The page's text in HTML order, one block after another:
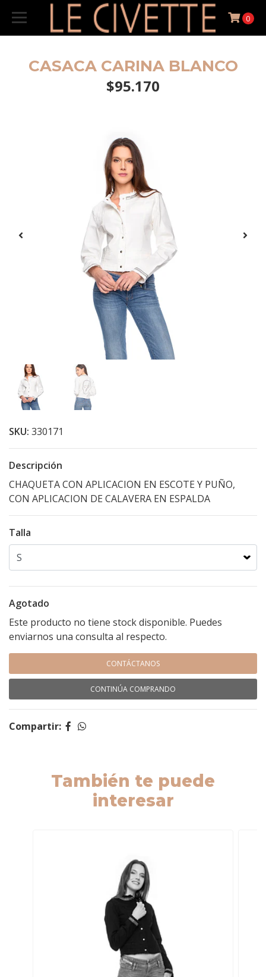
0
CASACA CARINA BLANCO
$95.170
SKU: 330171
Descripción
CHAQUETA CON APLICACION EN ESCOTE Y PUÑO,
CON APLICACION DE CALAVERA EN ESPALDA
Talla
Agotado
Este producto no tiene stock disponible. Puedes
enviarnos una consulta al respecto.
CONTÁCTANOS
CONTINÚA COMPRANDO
Compartir:
También te puede
interesar